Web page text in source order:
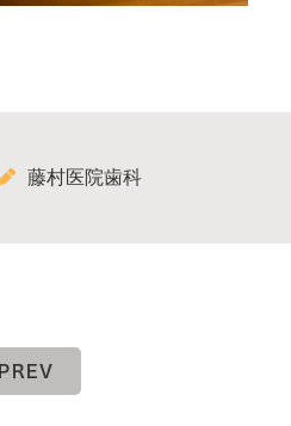
藤村医院歯科
PREV